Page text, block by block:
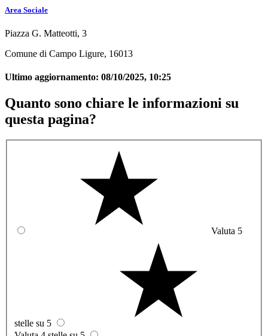
Area Sociale
Piazza G. Matteotti, 3
Comune di Campo Ligure, 16013
Ultimo aggiornamento: 08/10/2025, 10:25
Quanto sono chiare le informazioni su
questa pagina?
Valuta 5
stelle su 5